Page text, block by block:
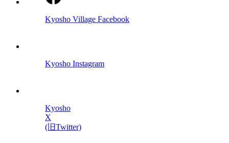
Kyosho Village Facebook
Kyosho Instagram
Kyosho
X
(旧Twitter)